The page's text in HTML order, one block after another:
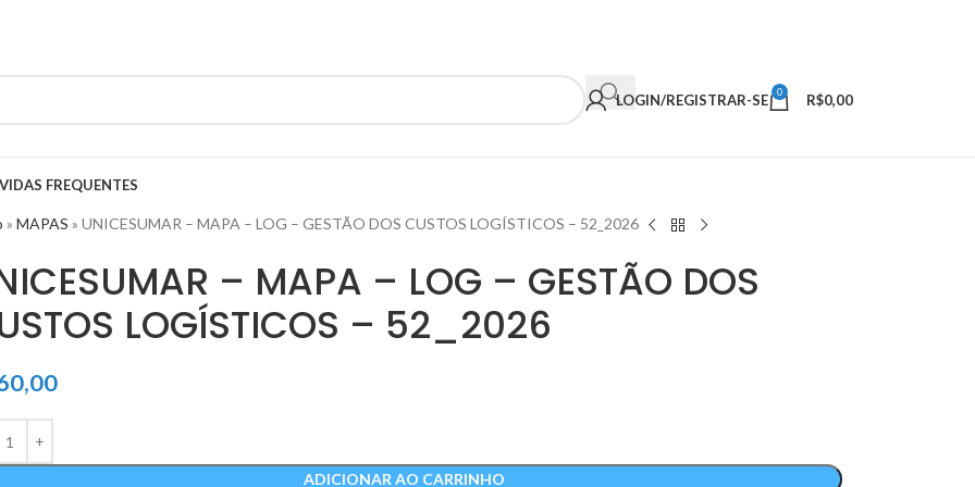
LOGIN/REGISTRAR-SE 0 R$0,00
FREQUENTES
»MAPAS »UNICESUMAR – MAPA – LOG – GESTÃO DOS CUSTOS LOGÍSTICOS – 52_2026
– MAPA – LOG – GESTÃO DOS
LOGÍSTICOS – 52_2026
ADICIONAR AO CARRINHO
pelo site.